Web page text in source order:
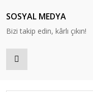
SOSYAL MEDYA
Bizi takip edin, kârlı çıkın!